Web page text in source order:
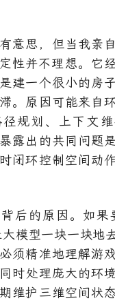
意思，但当我亲
性并不理想。它
建一个很小的房
。原因可能来自
规划、上下文
露出的共同问题
闭环控制空间动
后的原因。如果
模型一块一块地
须精准地理解游
时处理庞大的环
维护三维空间状